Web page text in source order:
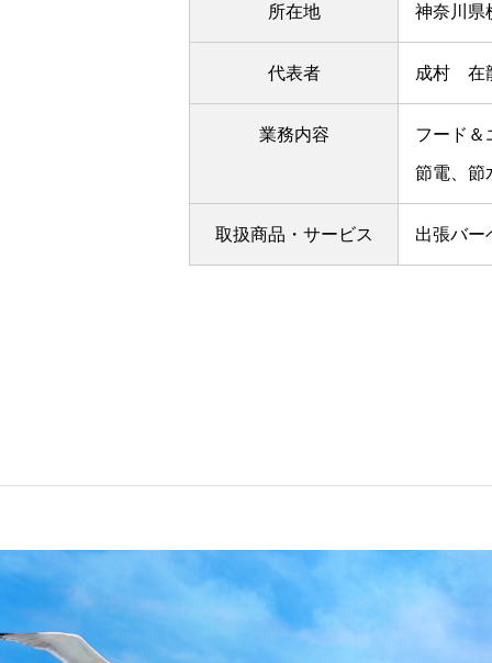
所在地 神奈川県
代表者 成村 在
業務内容 フード＆
節電、節
取扱商品・サービス 出張バー